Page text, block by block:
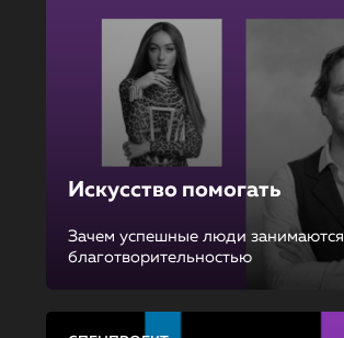
Искусство помогать
Зачем успешные люди занимаются
благотворительностью